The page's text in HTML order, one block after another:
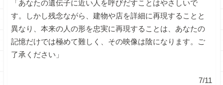
「あなたの遺伝子に近い人を呼びだすことはやさしいで
す。しかし残念ながら、建物や店を詳細に再現することと
異なり、本来の人の形を忠実に再現することは、あなたの
記憶だけでは極めて難しく、その映像は陰になります。ご
了承ください」
7/11